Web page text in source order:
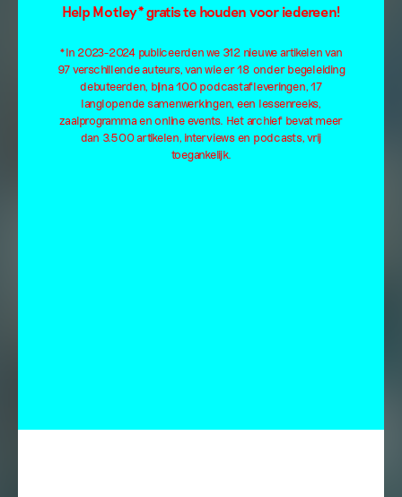
Help Motley* gratis te houden voor iedereen!
*In 2023-2024 publiceerden we 312 nieuwe artikelen van
97 verschillende auteurs, van wie er 18 onder begeleiding
debuteerden, bijna 100 podcastafleveringen, 17
langlopende samenwerkingen, een lessenreeks,
zaalprogramma en online events. Het archief bevat meer
dan 3.500 artikelen, interviews en podcasts, vrij
toegankelijk.